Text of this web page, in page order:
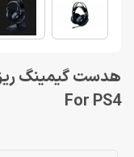
For PS4